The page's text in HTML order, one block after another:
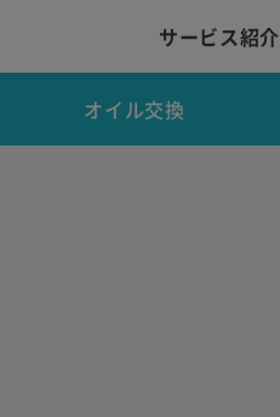
サービス紹介
オイル交換